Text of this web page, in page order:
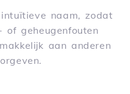
naam, zodat
of geheugenfouten
aan anderen